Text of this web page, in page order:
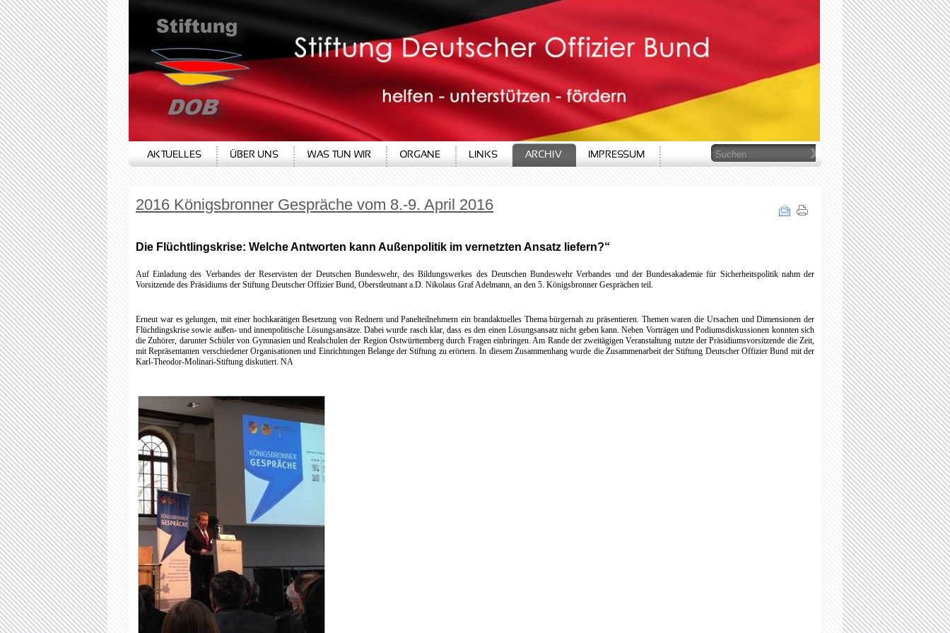
AKTUELLES ÜBER UNS WAS TUN WIR ORGANE LINKS ARCHIV IMPRESSUM
Suchen
...
2016 Königsbronner Gespräche vom 8.-9. April 2016
Die Flüchtlingskrise: Welche Antworten kann Außenpolitik im vernetzten Ansatz liefern?“
Auf Einladung des Verbandes der Reservisten der Deutschen Bundeswehr, des Bildungswerkes des Deutschen Bundeswehr Verbandes und der Bundesakademie für Sicherheitspolitik nahm der
Vorsitzende des Präsidiums der Stiftung Deutscher Offizier Bund, Oberstleutnant a.D. Nikolaus Graf Adelmann, an den 5. Königsbronner Gesprächen teil.
Erneut war es gelungen, mit einer hochkarätigen Besetzung von Rednern und Panelteilnehmern ein brandaktuelles Thema bürgernah zu präsentieren. Themen waren die Ursachen und Dimensionen der
Flüchtlingskrise sowie außen- und innenpolitische Lösungsansätze. Dabei wurde rasch klar, dass es den einen Lösungsansatz nicht geben kann. Neben Vorträgen und Podiumsdiskussionen konnten sich
die Zuhörer, darunter Schüler von Gymnasien und Realschulen der Region Ostwürttemberg durch Fragen einbringen. Am Rande der zweitägigen Veranstaltung nutzte der Präsidiumsvorsitzende die Zeit,
mit Repräsentanten verschiedener Organisationen und Einrichtungen Belange der Stiftung zu erörtern. In diesem Zusammenhang wurde die Zusammenarbeit der Stiftung Deutscher Offizier Bund mit der
Karl-Theodor-Molinari-Stiftung diskutiert. NA